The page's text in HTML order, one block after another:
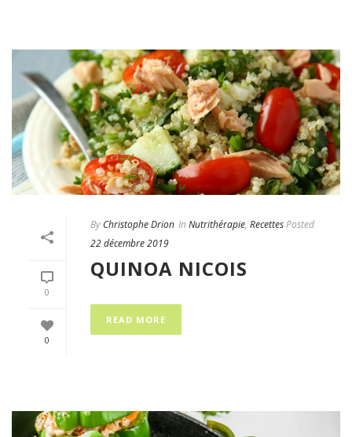
0
0
By Christophe Drion In Nutrithérapie, RecettesPosted
22 décembre 2019
QUINOA NICOIS
READ MORE